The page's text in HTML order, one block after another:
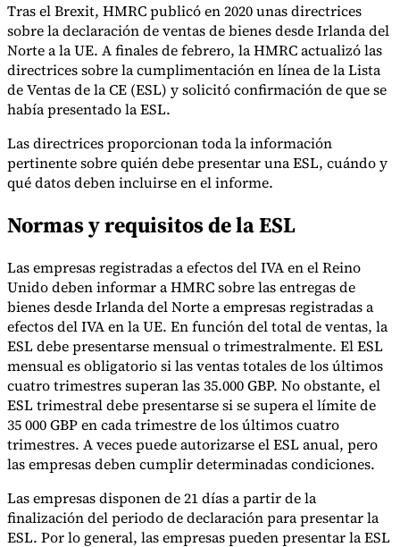
Herramientas
sobre las ventas Verificador de número de VATRastreador de
mandatos de facturación electrónica
Tras el Brexit, HMRC publicó en 2020 unas directrices
sobre la declaración de ventas de bienes desde Irlanda del
Norte a la UE. A finales de febrero, la HMRC actualizó las
directrices sobre la cumplimentación en línea de la Lista
de Ventas de la CE (ESL) y solicitó confirmación de que se
había presentado la ESL.
Las directrices proporcionan toda la información
pertinente sobre quién debe presentar una ESL, cuándo y
qué datos deben incluirse en el informe.
Normas y requisitos de la ESL
Las empresas registradas a efectos del IVA en el Reino
Unido deben informar a HMRC sobre las entregas de
bienes desde Irlanda del Norte a empresas registradas a
efectos del IVA en la UE. En función del total de ventas, la
ESL debe presentarse mensual o trimestralmente. El ESL
mensual es obligatorio si las ventas totales de los últimos
cuatro trimestres superan las 35.000 GBP. No obstante, el
ESL trimestral debe presentarse si se supera el límite de
35 000 GBP en cada trimestre de los últimos cuatro
trimestres. A veces puede autorizarse el ESL anual, pero
las empresas deben cumplir determinadas condiciones.
Las empresas disponen de 21 días a partir de la
finalización del periodo de declaración para presentar la
ESL. Por lo general, las empresas pueden presentar la ESL